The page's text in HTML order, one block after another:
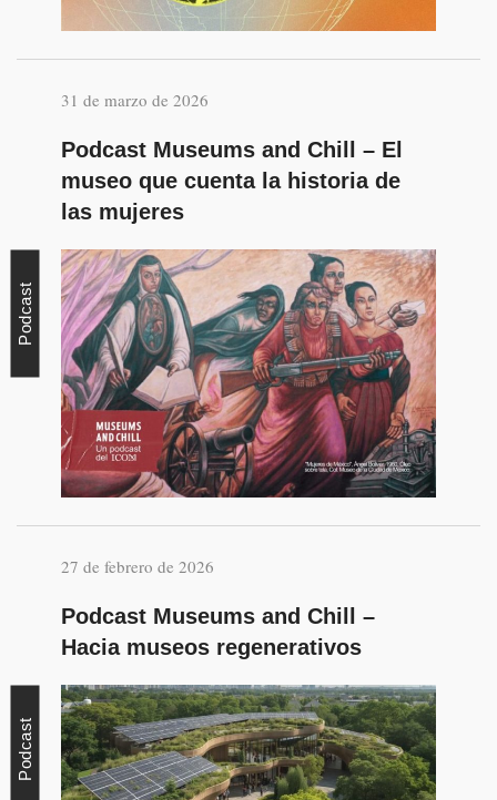
31 de marzo de 2026
Podcast Museums and Chill – El
museo que cuenta la historia de
las mujeres
Podcast
27 de febrero de 2026
Podcast Museums and Chill –
Hacia museos regenerativos
Podcast